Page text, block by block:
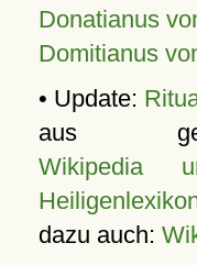
Donatianus
Domitianus
• Update:
aus
Wikipedia
dazu auch: